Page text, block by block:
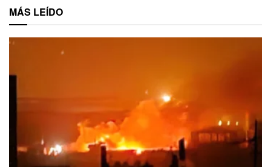
MÁS LEÍDO